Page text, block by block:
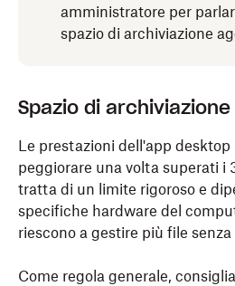
amministratore per
spazio di archiviazione
Spazio di
Le prestazioni dell'app desktop
peggiorare una volta superati i
tratta di un limite rigoroso e
specifiche hardware del
riescono a gestire più file
Come regola generale,